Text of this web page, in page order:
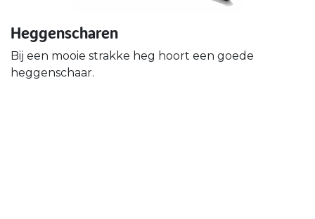
Heggenscharen
Bij een mooie strakke heg hoort een goede
heggenschaar.